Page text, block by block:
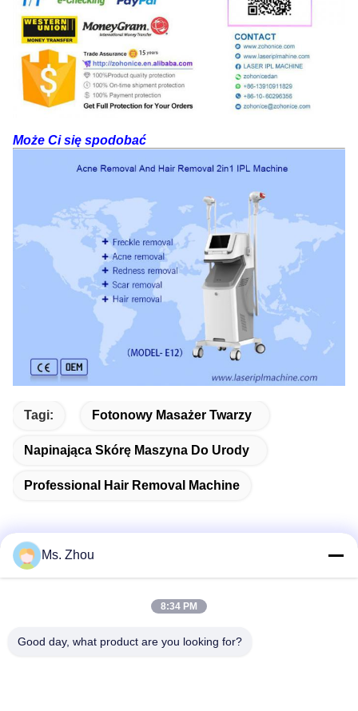
Może Ci się spodobać
Tagi: Fotonowy Masażer Twarzy
Napinająca Skórę Maszyna Do Urody
Professional Hair Removal Machine
No.58 Dazhuang Road, TianGongYuan Street, Daxing
Ms. Zhou
8:34 PM
Good day, what product are you looking for?